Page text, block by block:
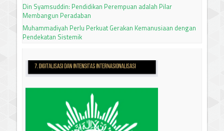
Din Syamsuddin: Pendidikan Perempuan adalah Pilar
Membangun Peradaban
Muhammadiyah Perlu Perkuat Gerakan Kemanusiaan dengan
Pendekatan Sistemik